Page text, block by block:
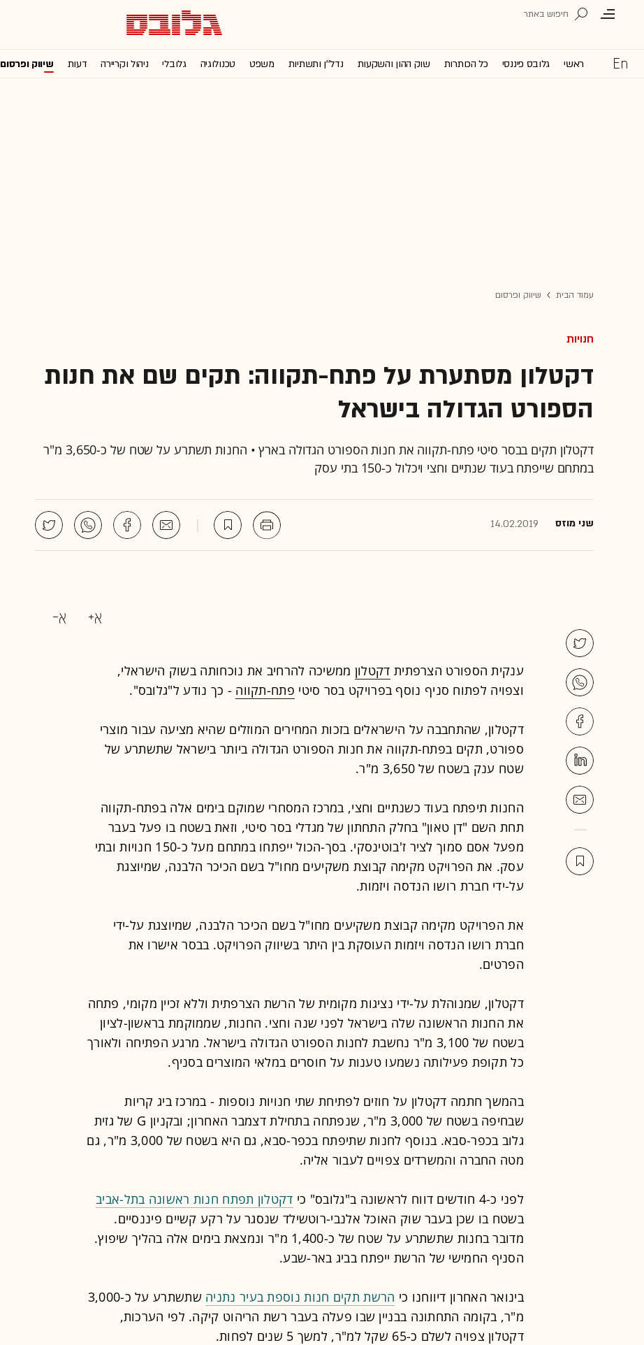
ראשי גלובס פיננסי כל הכותרות שוק ההון והשקעות נדל''ן ותשתיות משפט טכנולוגיה גלובלי ניהול וקריירה דעות שיווק ופרסום
עמוד הבית שיווק ופרסום
חנויות
דקטלון מסתערת על פתח-תקווה: תקים שם את חנות
הספורט הגדולה בישראל
דקטלון תקים בבסר סיטי פתח-תקווה את חנות הספורט הגדולה בארץ • החנות תשתרע על שטח של כ-3,650 מ"ר
במתחם שייפתח בעוד שנתיים וחצי ויכלול כ-150 בתי עסק
שני מוזס 14.02.2019
ענקית הספורט הצרפתית דקטלון ממשיכה להרחיב את נוכחותה בשוק הישראלי,
וצפויה לפתוח סניף נוסף בפרויקט בסר סיטי פתח-תקווה - כך נודע ל"גלובס".
דקטלון, שהתחבבה על הישראלים בזכות המחירים המוזלים שהיא מציעה עבור מוצרי
ספורט, תקים בפתח-תקווה את חנות הספורט הגדולה ביותר בישראל שתשתרע של
שטח ענק בשטח של 3,650 מ"ר.
החנות תיפתח בעוד כשנתיים וחצי, במרכז המסחרי שמוקם בימים אלה בפתח-תקווה
תחת השם "דן טאון" בחלק התחתון של מגדלי בסר סיטי, וזאת בשטח בו פעל בעבר
מפעל אסם סמוך לציר ז'בוטינסקי. בסך-הכול ייפתחו במתחם מעל כ-150 חנויות ובתי
עסק. את הפרויקט מקימה קבוצת משקיעים מחו"ל בשם הכיכר הלבנה, שמיוצגת
על-ידי חברת רושו הנדסה ויזמות.
את הפרויקט מקימה קבוצת משקיעים מחו"ל בשם הכיכר הלבנה, שמיוצגת על-ידי
חברת רושו הנדסה ויזמות העוסקת בין היתר בשיווק הפרויקט. בבסר אישרו את
הפרטים.
דקטלון, שמנוהלת על-ידי נציגות מקומית של הרשת הצרפתית וללא זכיין מקומי, פתחה
את החנות הראשונה שלה בישראל לפני שנה וחצי. החנות, שממוקמת בראשון-לציון
בשטח של 3,100 מ"ר נחשבת לחנות הספורט הגדולה בישראל. מרגע הפתיחה ולאורך
כל תקופת פעילותה נשמעו טענות על חוסרים במלאי המוצרים בסניף.
בהמשך חתמה דקטלון על חוזים לפתיחת שתי חנויות נוספות - במרכז ביג קריות
שבחיפה בשטח של 3,000 מ"ר, שנפתחה בתחילת דצמבר האחרון; ובקניון G של גזית
גלוב בכפר-סבא. בנוסף לחנות שתיפתח בכפר-סבא, גם היא בשטח של 3,000 מ"ר, גם
מטה החברה והמשרדים צפויים לעבור אליה.
לפני כ-4 חודשים דווח לראשונה ב"גלובס" כי
דקטלון תפתח חנות ראשונה בתל-אביב
בשטח בו שכן בעבר שוק האוכל אלנבי-רוטשילד שנסגר על רקע קשיים פיננסיים.
מדובר בחנות שתשתרע על שטח של כ-1,400 מ"ר ונמצאת בימים אלה בהליך שיפוץ.
הסניף החמישי של הרשת ייפתח בביג באר-שבע.
בינואר האחרון דיווחנו כי הרשת תקים חנות נוספת בעיר נתניה
שתשתרע על כ-3,000
מ"ר, בקומה התחתונה בבניין שבו פעלה בעבר רשת הריהוט קיקה. לפי הערכות,
דקטלון צפויה לשלם כ-65 שקל למ"ר, למשך 5 שנים לפחות.